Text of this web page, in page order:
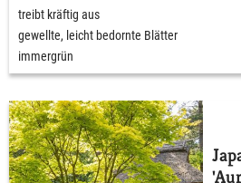
treibt kräftig aus
gewellte, leicht bedornte Blätter
immergrün